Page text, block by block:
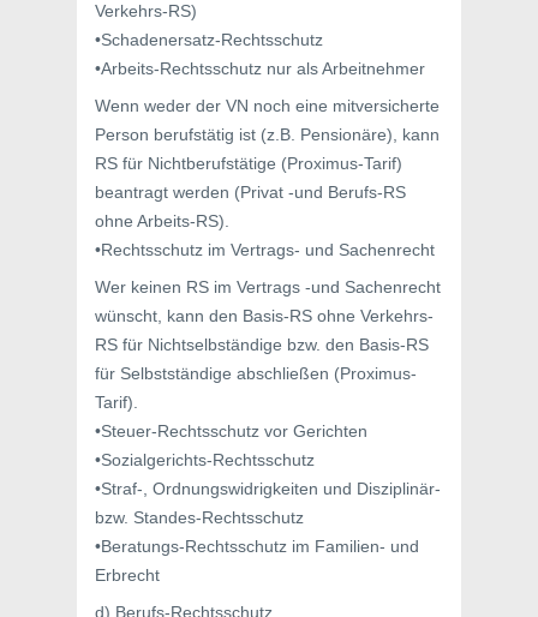
Verkehrs-RS)
•Schadenersatz-Rechtsschutz
•Arbeits-Rechtsschutz nur als Arbeitnehmer
Wenn weder der VN noch eine mitversicherte
Person berufstätig ist (z.B. Pensionäre), kann
RS für Nichtberufstätige (Proximus-Tarif)
beantragt werden (Privat -und Berufs-RS
ohne Arbeits-RS).
•Rechtsschutz im Vertrags- und Sachenrecht
Wer keinen RS im Vertrags -und Sachenrecht
wünscht, kann den Basis-RS ohne Verkehrs-
RS für Nichtselbständige bzw. den Basis-RS
für Selbstständige abschließen (Proximus-
Tarif).
•Steuer-Rechtsschutz vor Gerichten
•Sozialgerichts-Rechtsschutz
•Straf-, Ordnungswidrigkeiten und Disziplinär-
bzw. Standes-Rechtsschutz
•Beratungs-Rechtsschutz im Familien- und
Erbrecht
d) Berufs-Rechtsschutz